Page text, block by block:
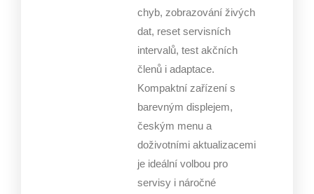
chyb, zobrazování živých
dat, reset servisních
intervalů, test akčních
členů i adaptace.
Kompaktní zařízení s
barevným displejem,
českým menu a
doživotními aktualizacemi
je ideální volbou pro
servisy i náročné